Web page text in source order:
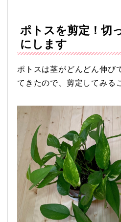
ポトスを剪定！切
にします
ポトスは茎がどんどん伸び
てきたので、剪定してみる